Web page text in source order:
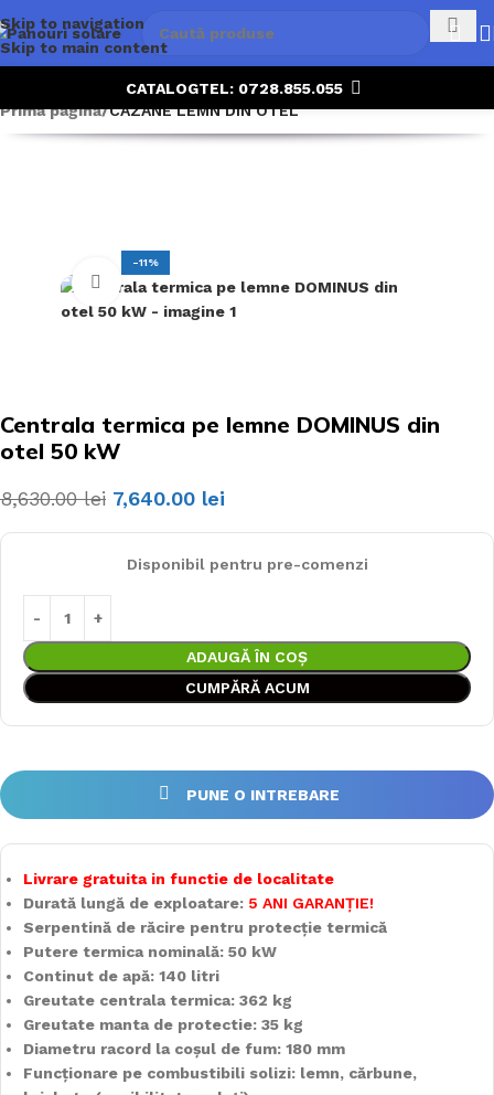
Skip to navigation
Skip to main content
CATALOGTEL: 0728.855.055
Prima pagină CAZANE LEMN DIN OTEL
-11%
Click to enlarge
Centrala termica pe lemne DOMINUS din
otel 50 kW
8,630.00lei 7,640.00 lei
Disponibil pentru pre-comenzi
ADAUGĂ ÎN COȘ
CUMPĂRĂ ACUM
PUNE O INTREBARE
Livrare gratuita in functie de localitate
Durată lungă de exploatare: 5 ANI GARANȚIE!
Serpentină de răcire pentru protecție termică
Putere termica nominală: 50 kW
Continut de apă: 140 litri
Greutate centrala termica: 362 kg
Greutate manta de protectie: 35 kg
Diametru racord la coșul de fum: 180 mm
Funcționare pe combustibili solizi: lemn, cărbune,